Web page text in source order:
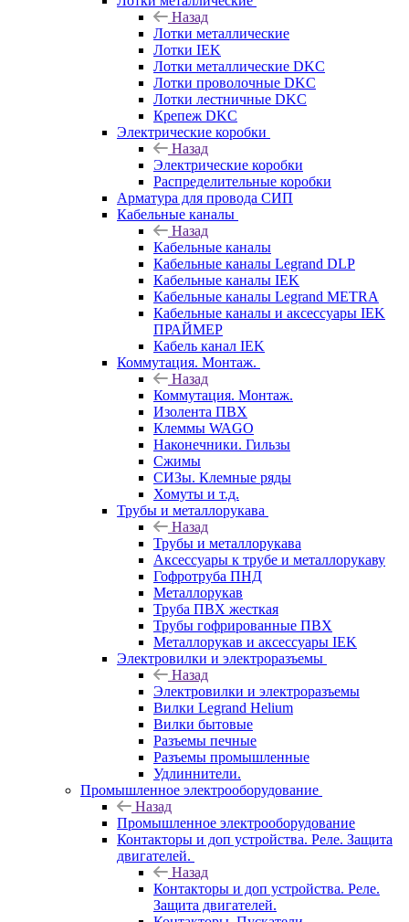
Назад
Лотки металлические
Лотки IEK
Лотки металлические DKC
Лотки проволочные DKC
Лотки лестничные DKC
Крепеж DKC
Электрические коробки
Назад
Электрические коробки
Распределительные коробки
Арматура для провода СИП
Кабельные каналы
Назад
Кабельные каналы
Кабельные каналы Legrand DLP
Кабельные каналы IEK
Кабельные каналы Legrand METRA
Кабельные каналы и аксессуары IEK
ПРАЙМЕР
Кабель канал IEK
Коммутация. Монтаж.
Назад
Коммутация. Монтаж.
Изолента ПВХ
Клеммы WAGO
Наконечники. Гильзы
Сжимы
СИЗы. Клемные ряды
Хомуты и т.д.
Трубы и металлорукава
Назад
Трубы и металлорукава
Аксессуары к трубе и металлорукаву
Гофротруба ПНД
Металлорукав
Труба ПВХ жесткая
Трубы гофрированные ПВХ
Металлорукав и аксессуары IEK
Электровилки и электроразъемы
Назад
Электровилки и электроразъемы
Вилки Legrand Helium
Вилки бытовые
Разъемы печные
Разъемы промышленные
Удлиннители.
Промышленное электрооборудование
Назад
Промышленное электрооборудование
Контакторы и доп устройства. Реле. Защита
двигателей.
Назад
Контакторы и доп устройства. Реле.
Защита двигателей.